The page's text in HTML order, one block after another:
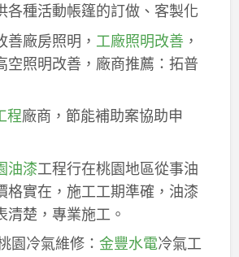
各種活動帳篷的訂做、客製化
善廠房照明， 工廠照明改善，
空照明改善，廠商推薦：拓普
程廠商，節能補助案協助申
油漆工程行在桃園地區從事油
格實在，施工工期準確，油漆
清楚，專業施工。
園冷氣維修： 金豐水電冷氣工